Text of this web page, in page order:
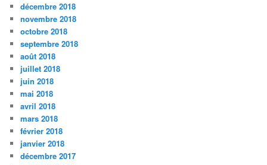
décembre 2018
novembre 2018
octobre 2018
septembre 2018
août 2018
juillet 2018
juin 2018
mai 2018
avril 2018
mars 2018
février 2018
janvier 2018
décembre 2017